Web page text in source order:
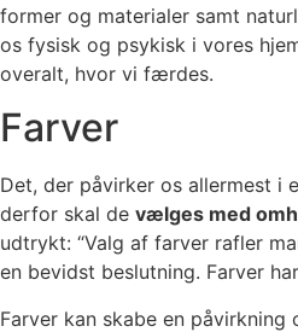
former og materialer samt
os fysisk og psykisk i vores
overalt, hvor vi færdes.
Farver
Det, der påvirker os allermest i
derfor skal de vælges med
udtrykt: “Valg af farver rafler
en bevidst beslutning. Farver
Farver kan skabe en